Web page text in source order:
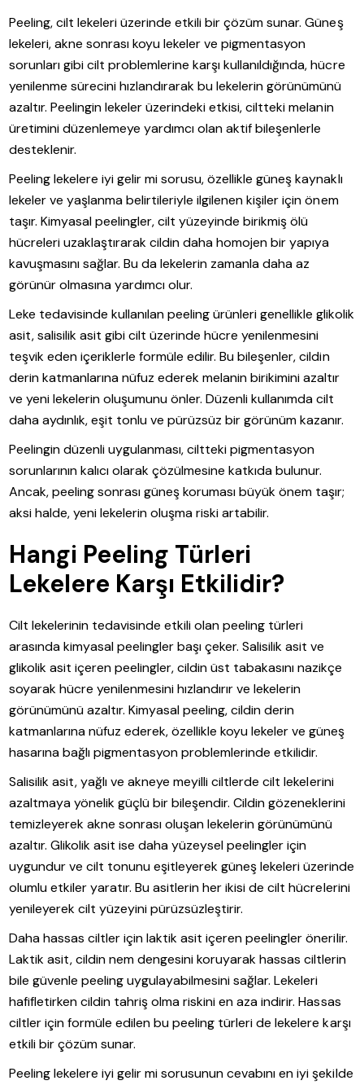
Peeling, cilt lekeleri üzerinde etkili bir çözüm sunar. Güneş
lekeleri, akne sonrası koyu lekeler ve pigmentasyon
sorunları gibi cilt problemlerine karşı kullanıldığında, hücre
yenilenme sürecini hızlandırarak bu lekelerin görünümünü
azaltır. Peelingin lekeler üzerindeki etkisi, ciltteki melanin
üretimini düzenlemeye yardımcı olan aktif bileşenlerle
desteklenir.
Peeling lekelere iyi gelir mi sorusu, özellikle güneş kaynaklı
lekeler ve yaşlanma belirtileriyle ilgilenen kişiler için önem
taşır. Kimyasal peelingler, cilt yüzeyinde birikmiş ölü
hücreleri uzaklaştırarak cildin daha homojen bir yapıya
kavuşmasını sağlar. Bu da lekelerin zamanla daha az
görünür olmasına yardımcı olur.
Leke tedavisinde kullanılan peeling ürünleri genellikle glikolik
asit, salisilik asit gibi cilt üzerinde hücre yenilenmesini
teşvik eden içeriklerle formüle edilir. Bu bileşenler, cildin
derin katmanlarına nüfuz ederek melanin birikimini azaltır
ve yeni lekelerin oluşumunu önler. Düzenli kullanımda cilt
daha aydınlık, eşit tonlu ve pürüzsüz bir görünüm kazanır.
Peelingin düzenli uygulanması, ciltteki pigmentasyon
sorunlarının kalıcı olarak çözülmesine katkıda bulunur.
Ancak, peeling sonrası güneş koruması büyük önem taşır;
aksi halde, yeni lekelerin oluşma riski artabilir.
Hangi Peeling Türleri
Lekelere Karşı Etkilidir?
Cilt lekelerinin tedavisinde etkili olan peeling türleri
arasında kimyasal peelingler başı çeker. Salisilik asit ve
glikolik asit içeren peelingler, cildin üst tabakasını nazikçe
soyarak hücre yenilenmesini hızlandırır ve lekelerin
görünümünü azaltır. Kimyasal peeling, cildin derin
katmanlarına nüfuz ederek, özellikle koyu lekeler ve güneş
hasarına bağlı pigmentasyon problemlerinde etkilidir.
Salisilik asit, yağlı ve akneye meyilli ciltlerde cilt lekelerini
azaltmaya yönelik güçlü bir bileşendir. Cildin gözeneklerini
temizleyerek akne sonrası oluşan lekelerin görünümünü
azaltır. Glikolik asit ise daha yüzeysel peelingler için
uygundur ve cilt tonunu eşitleyerek güneş lekeleri üzerinde
olumlu etkiler yaratır. Bu asitlerin her ikisi de cilt hücrelerini
yenileyerek cilt yüzeyini pürüzsüzleştirir.
Daha hassas ciltler için laktik asit içeren peelingler önerilir.
Laktik asit, cildin nem dengesini koruyarak hassas ciltlerin
bile güvenle peeling uygulayabilmesini sağlar. Lekeleri
hafifletirken cildin tahriş olma riskini en aza indirir. Hassas
ciltler için formüle edilen bu peeling türleri de lekelere karşı
etkili bir çözüm sunar.
Peeling lekelere iyi gelir mi sorusunun cevabını en iyi şekilde